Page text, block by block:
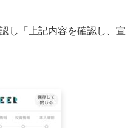
し「上記内容を確認し、宣